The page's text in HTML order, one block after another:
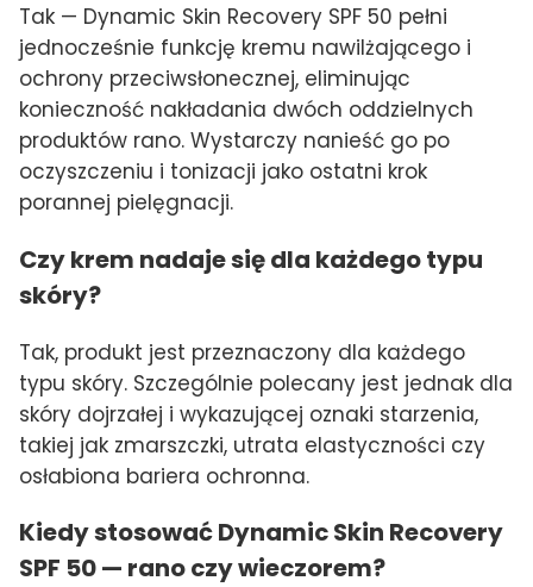
Tak — Dynamic Skin Recovery SPF 50 pełni
jednocześnie funkcję kremu nawilżającego i
ochrony przeciwsłonecznej, eliminując
konieczność nakładania dwóch oddzielnych
produktów rano. Wystarczy nanieść go po
oczyszczeniu i tonizacji jako ostatni krok
porannej pielęgnacji.
Czy krem nadaje się dla każdego typu
skóry?
Tak, produkt jest przeznaczony dla każdego
typu skóry. Szczególnie polecany jest jednak dla
skóry dojrzałej i wykazującej oznaki starzenia,
takiej jak zmarszczki, utrata elastyczności czy
osłabiona bariera ochronna.
Kiedy stosować Dynamic Skin Recovery
SPF 50 — rano czy wieczorem?